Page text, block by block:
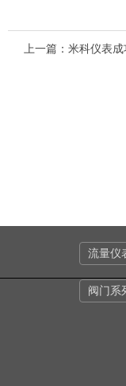
上一篇： 米科仪表
流量仪
阀门系